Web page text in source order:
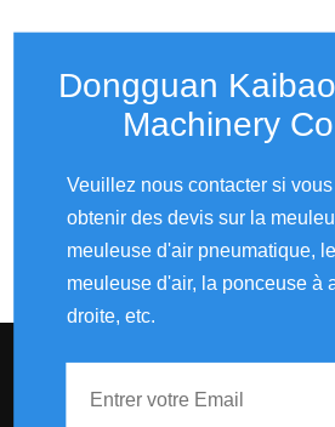
Dongguan
Machinery
Veuillez nous contacter si
obtenir des devis sur la
meuleuse d'air pneumatique,
meuleuse d'air, la ponceuse à
droite, etc.